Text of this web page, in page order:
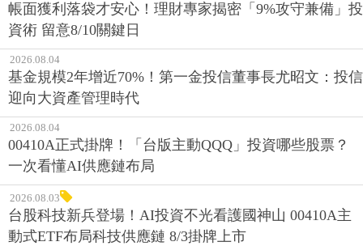
帳面獲利落袋才安心！理財專家揭密「9%攻守兼備」投
資術 留意8/10關鍵日
2026.08.04
基金規模2年增近70%！第一金投信董事長尤昭文：投信
迎向大資產管理時代
2026.08.04
00410A正式掛牌！「台版主動QQQ」投資哪些股票？
一次看懂AI供應鏈布局
2026.08.03
台股科技新兵登場！AI投資不光看護國神山 00410A主
動式ETF布局科技供應鏈 8/3掛牌上市